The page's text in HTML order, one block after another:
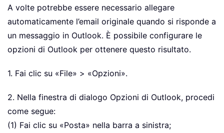
A volte potrebbe essere necessario allegare
automaticamente l’email originale quando si risponde a
un messaggio in Outlook. È possibile configurare le
opzioni di Outlook per ottenere questo risultato.
1. Fai clic su «File» > «Opzioni».
2. Nella finestra di dialogo Opzioni di Outlook, procedi
come segue:
(1) Fai clic su «Posta» nella barra a sinistra;